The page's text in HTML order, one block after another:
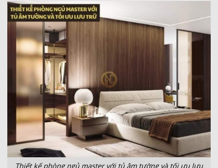
Thiết kế phòng ngủ master với tủ âm tường và tối ưu lưu